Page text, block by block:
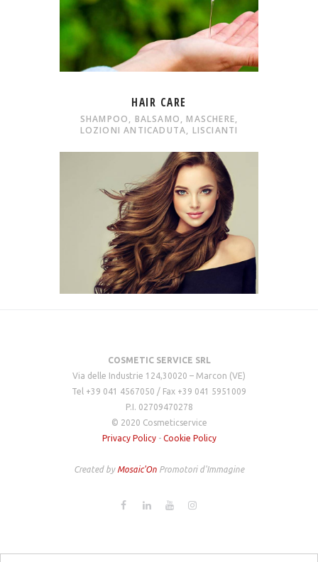
HAIR CARE
SHAMPOO, BALSAMO, MASCHERE,
LOZIONI ANTICADUTA, LISCIANTI
COSMETIC SERVICE SRL
Via delle Industrie 124,30020 – Marcon (VE)
Tel +39 041 4567050 / Fax +39 041 5951009
P.I. 02709470278
© 2020 Cosmeticservice
Privacy Policy- Cookie Policy
Created by Mosaic'On Promotori d'Immagine